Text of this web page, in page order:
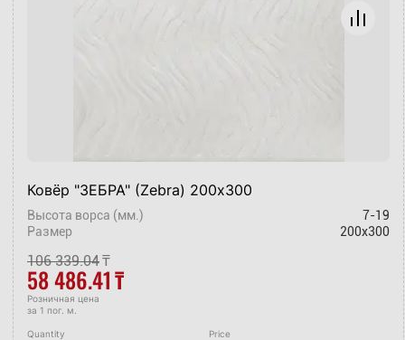
Ковёр "ЗЕБРА" (Zebra) 200х300
Высота ворса (мм.)
7-19
Размер
200x300
106 339.04₸
58 486.41₸
Розничная цена
за 1 пог. м.
Quantity Price